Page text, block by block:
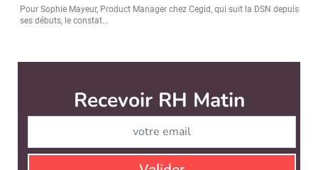
Pour Sophie Mayeur, Product Manager chez Cegid, qui suit la DSN depuis
ses débuts, le constat...
RH Matin est édité par